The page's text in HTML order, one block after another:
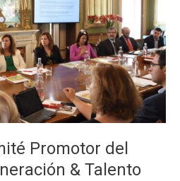
Promotor del
& Talento